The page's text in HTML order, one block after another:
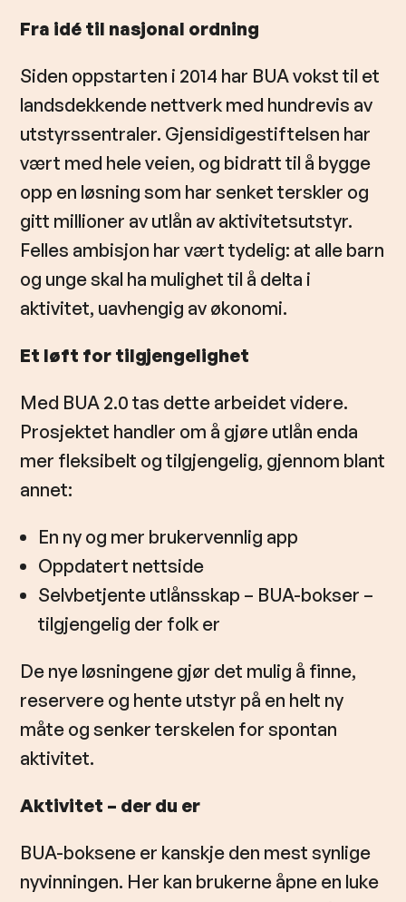
Fra idé til nasjonal ordning
Siden oppstarten i 2014 har BUA vokst til et
landsdekkende nettverk med hundrevis av
utstyrssentraler. Gjensidigestiftelsen har
vært med hele veien, og bidratt til å bygge
opp en løsning som har senket terskler og
gitt millioner av utlån av aktivitetsutstyr.
Felles ambisjon har vært tydelig: at alle barn
og unge skal ha mulighet til å delta i
aktivitet, uavhengig av økonomi.
Et løft for tilgjengelighet
Med BUA 2.0 tas dette arbeidet videre.
Prosjektet handler om å gjøre utlån enda
mer fleksibelt og tilgjengelig, gjennom blant
annet:
En ny og mer brukervennlig app
Oppdatert nettside
Selvbetjente utlånsskap – BUA-bokser –
tilgjengelig der folk er
De nye løsningene gjør det mulig å finne,
reservere og hente utstyr på en helt ny
måte og senker terskelen for spontan
aktivitet.
Aktivitet – der du er
BUA-boksene er kanskje den mest synlige
nyvinningen. Her kan brukerne åpne en luke